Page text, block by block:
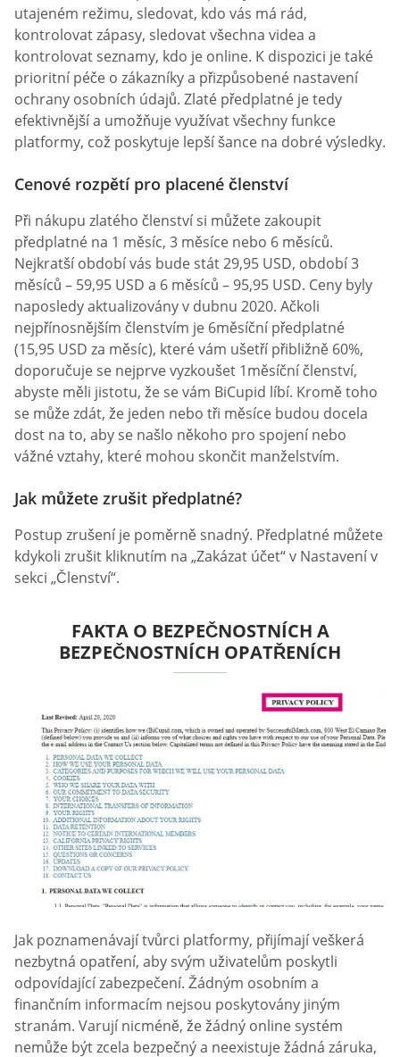
utajeném režimu, sledovat, kdo vás má rád,
kontrolovat zápasy, sledovat všechna videa a
kontrolovat seznamy, kdo je online. K dispozici je také
prioritní péče o zákazníky a přizpůsobené nastavení
ochrany osobních údajů. Zlaté předplatné je tedy
efektivnější a umožňuje využívat všechny funkce
platformy, což poskytuje lepší šance na dobré výsledky.
Cenové rozpětí pro placené členství
Při nákupu zlatého členství si můžete zakoupit
předplatné na 1 měsíc, 3 měsíce nebo 6 měsíců.
Nejkratší období vás bude stát 29,95 USD, období 3
měsíců – 59,95 USD a 6 měsíců – 95,95 USD. Ceny byly
naposledy aktualizovány v dubnu 2020. Ačkoli
nejpřínosnějším členstvím je 6měsíční předplatné
(15,95 USD za měsíc), které vám ušetří přibližně 60%,
doporučuje se nejprve vyzkoušet 1měsíční členství,
abyste měli jistotu, že se vám BiCupid líbí. Kromě toho
se může zdát, že jeden nebo tři měsíce budou docela
dost na to, aby se našlo někoho pro spojení nebo
vážné vztahy, které mohou skončit manželstvím.
Jak můžete zrušit předplatné?
Postup zrušení je poměrně snadný. Předplatné můžete
kdykoli zrušit kliknutím na „Zakázat účet“ v Nastavení v
sekci „Členství“.
FAKTA O BEZPEČNOSTNÍCH A
BEZPEČNOSTNÍCH OPATŘENÍCH
Jak poznamenávají tvůrci platformy, přijímají veškerá
nezbytná opatření, aby svým uživatelům poskytli
odpovídající zabezpečení. Žádným osobním a
finančním informacím nejsou poskytovány jiným
stranám. Varují nicméně, že žádný online systém
nemůže být zcela bezpečný a neexistuje žádná záruka,